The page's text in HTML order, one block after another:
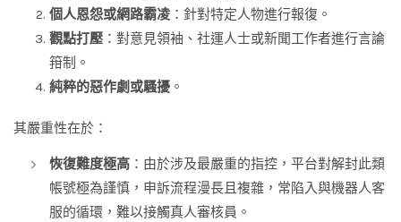
個人恩怨或網路霸凌 ：針對特定人物進行報復。
觀點打壓 ：對意見領袖、社運人士或新聞工作者進行言論
箝制。
純粹的惡作劇或騷擾 。
其嚴重性在於：
恢復難度極高 ：由於涉及最嚴重的指控，平台對解封此類
帳號極為謹慎，申訴流程漫長且複雜，常陷入與機器人客
服的循環，難以接觸真人審核員。